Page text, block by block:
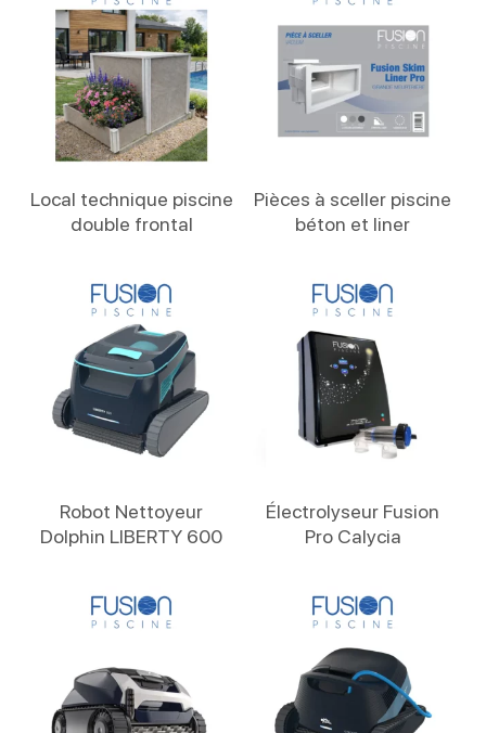
Local technique piscine
double frontal
Pièces à sceller piscine
béton et liner
Robot Nettoyeur
Dolphin LIBERTY 600
Électrolyseur Fusion
Pro Calycia